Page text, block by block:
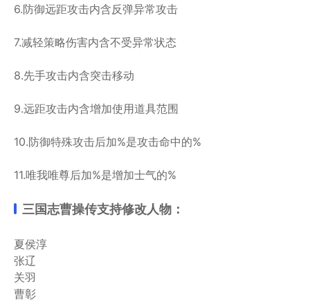
6.防御远距攻击内含反弹异常攻击
7.减轻策略伤害内含不受异常状态
8.先手攻击内含突击移动
9.远距攻击内含增加使用道具范围
10.防御特殊攻击后加%是攻击命中的%
11.唯我唯尊后加%是增加士气的%
三国志曹操传支持修改人物：
夏侯淳
张辽
关羽
曹彰